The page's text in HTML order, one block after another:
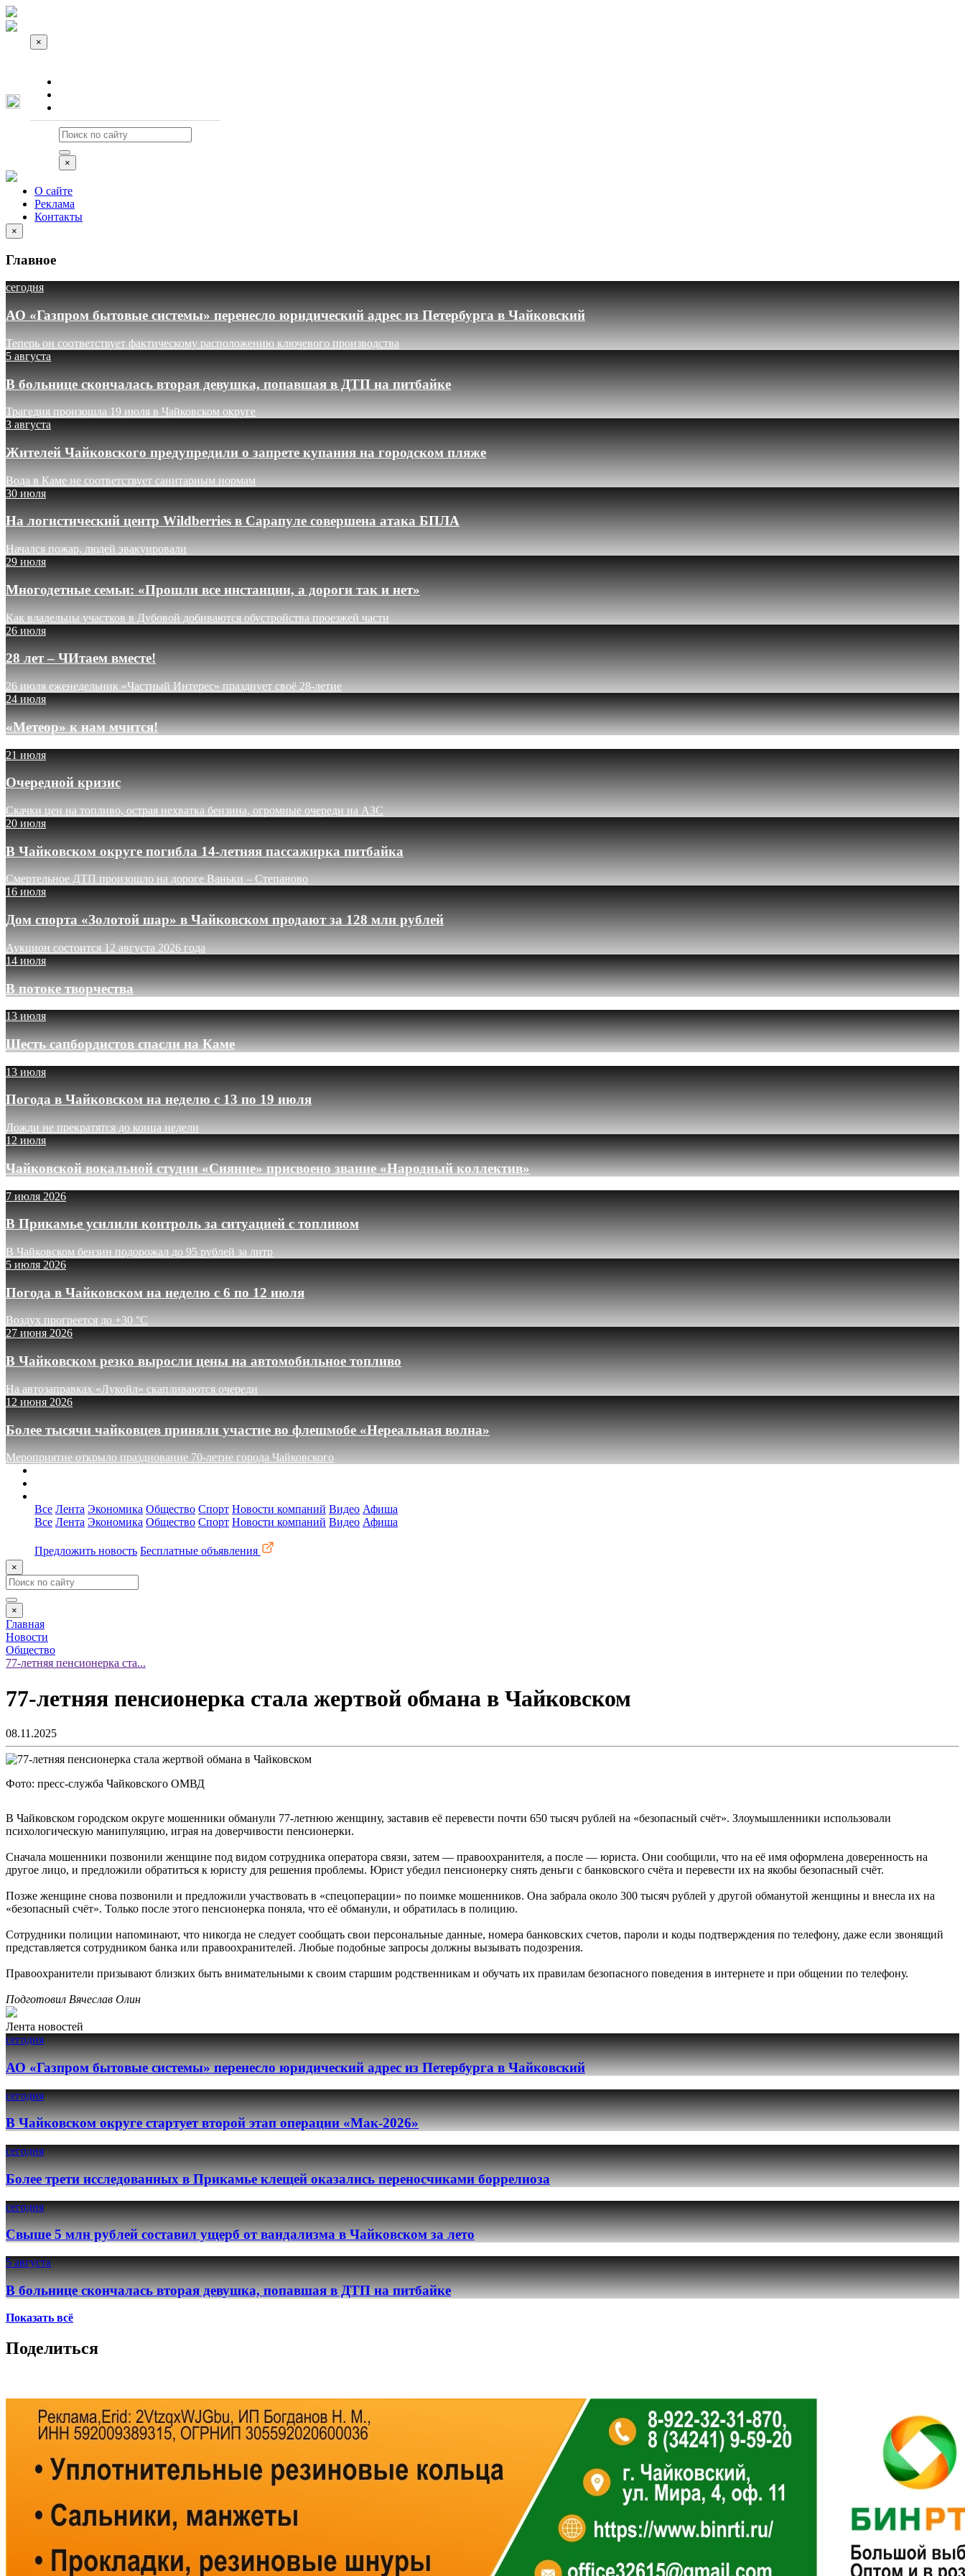
×
×
О сайте
Реклама
Контакты
×
Главное
сегодня
АО «Газпром бытовые системы» перенесло юридический адрес из Петербурга в Чайковский
Теперь он соответствует фактическому расположению ключевого производства
5 августа
В больнице скончалась вторая девушка, попавшая в ДТП на питбайке
Трагедия произошла 19 июля в Чайковском округе
3 августа
Жителей Чайковского предупредили о запрете купания на городском пляже
Вода в Каме не соответствует санитарным нормам
30 июля
На логистический центр Wildberries в Сарапуле совершена атака БПЛА
Начался пожар, людей эвакуировали
29 июля
Многодетные семьи: «Прошли все инстанции, а дороги так и нет»
Как владельцы участков в Дубовой добиваются обустройства проезжей части
26 июля
28 лет – ЧИтаем вместе!
26 июля еженедельник «Частный Интерес» празднует своё 28-летие
24 июля
«Метеор» к нам мчится!
21 июля
Очередной кризис
Скачки цен на топливо, острая нехватка бензина, огромные очереди на АЗС
20 июля
В Чайковском округе погибла 14-летняя пассажирка питбайка
Смертельное ДТП произошло на дороге Ваньки – Степаново
16 июля
Дом спорта «Золотой шар» в Чайковском продают за 128 млн рублей
Аукцион состоится 12 августа 2026 года
14 июля
В потоке творчества
13 июля
Шесть сапбордистов спасли на Каме
13 июля
Погода в Чайковском на неделю с 13 по 19 июля
Дожди не прекратятся до конца недели
12 июля
Чайковской вокальной студии «Сияние» присвоено звание «Народный коллектив»
7 июля 2026
В Прикамье усилили контроль за ситуацией с топливом
В Чайковском бензин подорожал до 95 рублей за литр
5 июля 2026
Погода в Чайковском на неделю с 6 по 12 июля
Воздух прогреется до +30 °C
27 июня 2026
В Чайковском резко выросли цены на автомобильное топливо
На автозаправках «Лукойл» скапливаются очереди
12 июня 2026
Более тысячи чайковцев приняли участие во флешмобе «Нереальная волна»
Мероприятие открыло празднование 70-летие города Чайковского
Все Лента Экономика Общество Спорт Новости компаний Видео Афиша
Все Лента Экономика Общество Спорт Новости компаний Видео Афиша
Предложить новость Бесплатные объявления
×
×
Главная
Новости
Общество
77-летняя пенсионерка ста...
77-летняя пенсионерка стала жертвой обмана в Чайковском
08.11.2025
Фото: пресс-служба Чайковского ОМВД
В Чайковском городском округе мошенники обманули 77-летнюю женщину, заставив её перевести почти 650 тысяч рублей на «безопасный счёт». Злоумышленники использовали
психологическую манипуляцию, играя на доверчивости пенсионерки.
Сначала мошенники позвонили женщине под видом сотрудника оператора связи, затем — правоохранителя, а после — юриста. Они сообщили, что на её имя оформлена доверенность на
другое лицо, и предложили обратиться к юристу для решения проблемы. Юрист убедил пенсионерку снять деньги с банковского счёта и перевести их на якобы безопасный счёт.
Позже женщине снова позвонили и предложили участвовать в «спецоперации» по поимке мошенников. Она забрала около 300 тысяч рублей у другой обманутой женщины и внесла их на
«безопасный счёт». Только после этого пенсионерка поняла, что её обманули, и обратилась в полицию.
Сотрудники полиции напоминают, что никогда не следует сообщать свои персональные данные, номера банковских счетов, пароли и коды подтверждения по телефону, даже если звонящий
представляется сотрудником банка или правоохранителей. Любые подобные запросы должны вызывать подозрения.
Правоохранители призывают близких быть внимательными к своим старшим родственникам и обучать их правилам безопасного поведения в интернете и при общении по телефону.
Подготовил Вячеслав Олин
Лента новостей
сегодня
АО «Газпром бытовые системы» перенесло юридический адрес из Петербурга в Чайковский
сегодня
В Чайковском округе стартует второй этап операции «Мак-2026»
сегодня
Более трети исследованных в Прикамье клещей оказались переносчиками боррелиоза
сегодня
Свыше 5 млн рублей составил ущерб от вандализма в Чайковском за лето
5 августа
В больнице скончалась вторая девушка, попавшая в ДТП на питбайке
Показать всё
Поделиться